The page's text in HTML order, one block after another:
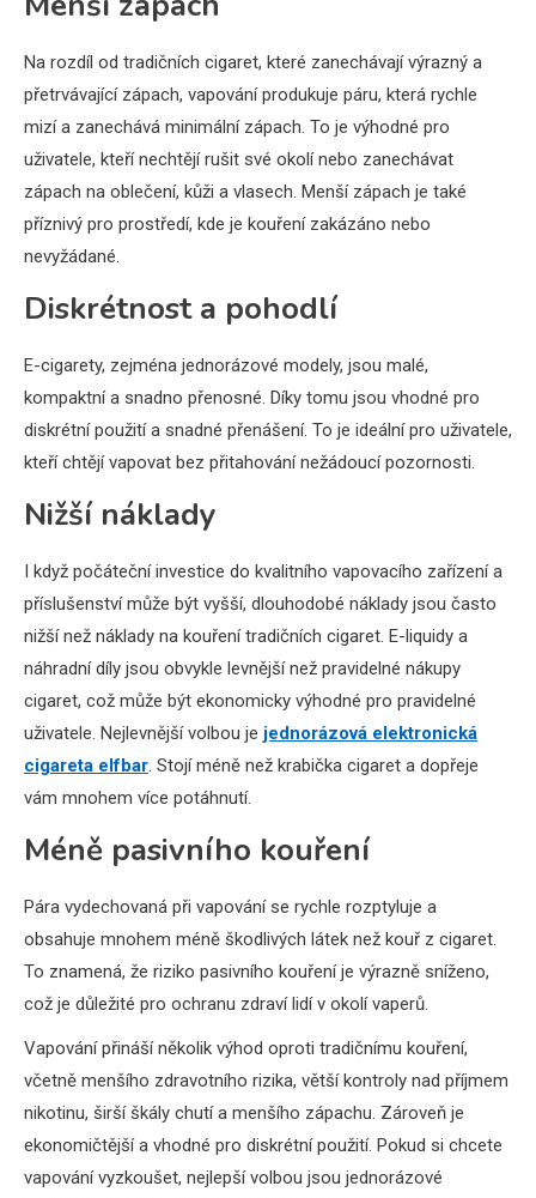
Na rozdíl od tradičních cigaret, které zanechávají výrazný a
přetrvávající zápach, vapování produkuje páru, která rychle
mizí a zanechává minimální zápach. To je výhodné pro
uživatele, kteří nechtějí rušit své okolí nebo zanechávat
zápach na oblečení, kůži a vlasech. Menší zápach je také
příznivý pro prostředí, kde je kouření zakázáno nebo
nevyžádané.
Diskrétnost a pohodlí
E-cigarety, zejména jednorázové modely, jsou malé,
kompaktní a snadno přenosné. Díky tomu jsou vhodné pro
diskrétní použití a snadné přenášení. To je ideální pro uživatele,
kteří chtějí vapovat bez přitahování nežádoucí pozornosti.
Nižší náklady
I když počáteční investice do kvalitního vapovacího zařízení a
příslušenství může být vyšší, dlouhodobé náklady jsou často
nižší než náklady na kouření tradičních cigaret. E-liquidy a
náhradní díly jsou obvykle levnější než pravidelné nákupy
cigaret, což může být ekonomicky výhodné pro pravidelné
uživatele. Nejlevnější volbou je jednorázová elektronická
cigareta elfbar. Stojí méně než krabička cigaret a dopřeje
vám mnohem více potáhnutí.
Méně pasivního kouření
Pára vydechovaná při vapování se rychle rozptyluje a
obsahuje mnohem méně škodlivých látek než kouř z cigaret.
To znamená, že riziko pasivního kouření je výrazně sníženo,
což je důležité pro ochranu zdraví lidí v okolí vaperů.
Vapování přináší několik výhod oproti tradičnímu kouření,
včetně menšího zdravotního rizika, větší kontroly nad příjmem
nikotinu, širší škály chutí a menšího zápachu. Zároveň je
ekonomičtější a vhodné pro diskrétní použití. Pokud si chcete
vapování vyzkoušet, nejlepší volbou jsou jednorázové